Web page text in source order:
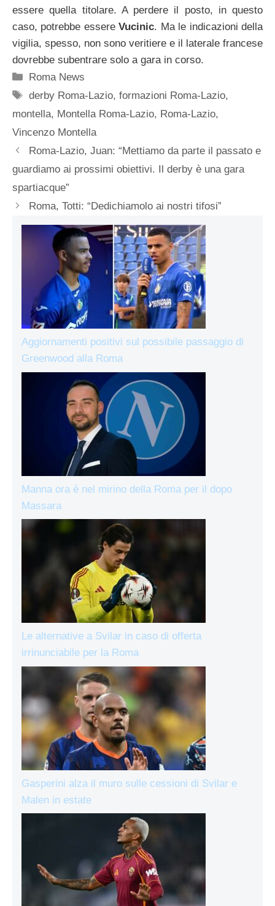
essere quella titolare. A perdere il posto, in questo
caso, potrebbe essereVucinic. Ma le indicazioni della
vigilia, spesso, non sono veritiere e il laterale francese
dovrebbe subentrare solo a gara in corso.
Categorie
Roma News
Tag
derby Roma-Lazio,formazioni Roma-Lazio,
montella, Montella Roma-Lazio, Roma-Lazio,
Vincenzo Montella
Roma-Lazio, Juan: “Mettiamo da parte il passato e
guardiamo ai prossimi obiettivi. Il derby è una gara
spartiacque”
Roma, Totti: “Dedichiamolo ai nostri tifosi”
Aggiornamenti positivi sul possibile passaggio di
Greenwood alla Roma
Manna ora è nel mirino della Roma per il dopo
Massara
Le alternative a Svilar in caso di offerta
irrinunciabile per la Roma
Gasperini alza il muro sulle cessioni di Svilar e
Malen in estate